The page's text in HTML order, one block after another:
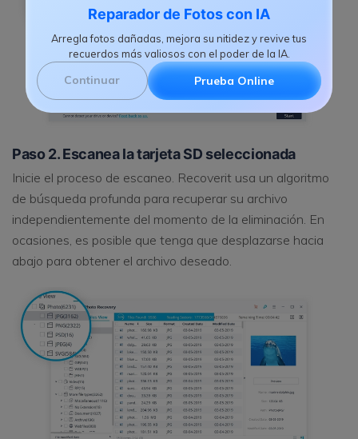
Reparador de Fotos con IA
Arregla fotos dañadas, mejora su nitidez y revive tus
recuerdos más valiosos con el poder de la IA.
Continuar Prueba Online
Paso 2. Escanea la tarjeta SD seleccionada
Inicie el proceso de escaneo. Recoverit usa un algoritmo
de búsqueda profunda para recuperar su archivo
independientemente del momento de la eliminación. En
ocasiones, es posible que tenga que desplazarse hacia
abajo para obtener el archivo deseado.